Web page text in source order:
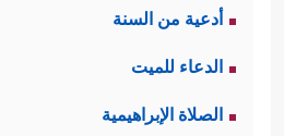
أدعية من السنة
الدعاء للميت
الصلاة الإبراهيمية